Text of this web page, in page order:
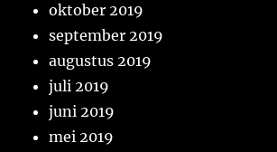
oktober 2019
september 2019
augustus 2019
juli 2019
juni 2019
mei 2019